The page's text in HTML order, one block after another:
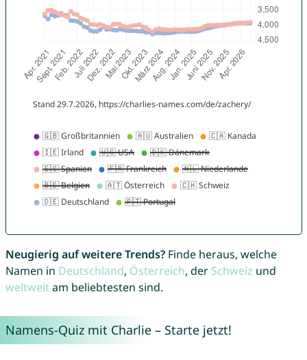
Neugierig auf weitere Trends?Finde heraus, welche
Namen in Deutschland, Österreich, der Schweiz und
weltweitam beliebtesten sind.
Namens-Quiz mit Charlie – Starte jetzt!